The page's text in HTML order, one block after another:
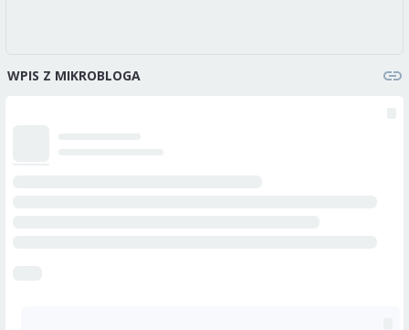
WPIS Z MIKROBLOGA